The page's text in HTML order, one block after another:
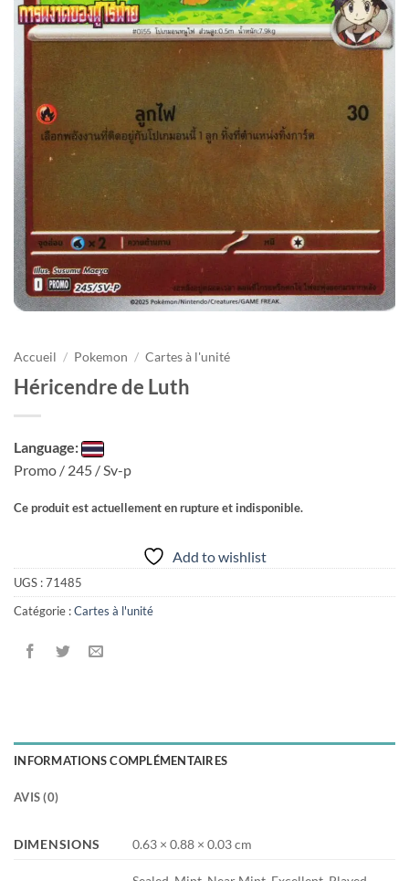
Accueil / Pokemon / Cartes à l'unité
Héricendre de Luth
Language:
Promo / 245 / Sv-p
Ce produit est actuellement en rupture et indisponible.
Add to wishlist
UGS :71485
Catégorie :Cartes à l'unité
INFORMATIONS COMPLÉMENTAIRES
AVIS (0)
DIMENSIONS 0.63 × 0.88 × 0.03 cm